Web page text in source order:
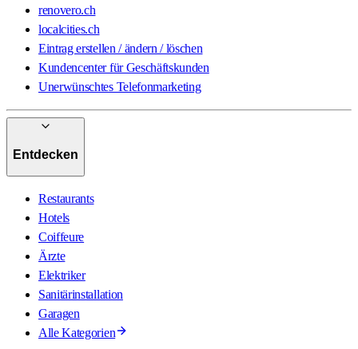
renovero.ch
localcities.ch
Eintrag erstellen / ändern / löschen
Kundencenter für Geschäftskunden
Unerwünschtes Telefonmarketing
Entdecken
Restaurants
Hotels
Coiffeure
Ärzte
Elektriker
Sanitärinstallation
Garagen
Alle Kategorien